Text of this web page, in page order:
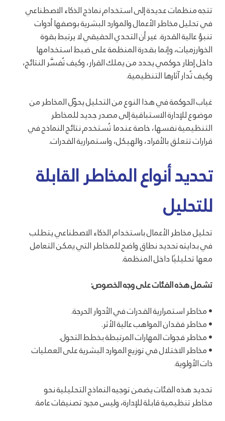
تتجه منظمات عديدة إلى استخدام نماذج الذكاء الاصطناعي
في تحليل مخاطر الأعمال والموارد البشرية بوصفها أدوات
تنبؤ عالية القدرة. غير أن التحدي الحقيقي لا يرتبط بقوة
الخوارزميات، وإنما بقدرة المنظمة على ضبط استخدامها
داخل إطار حوكمي يحدد من يملك القرار، وكيف تُفسَّر النتائج،
وكيف تُدار آثارها التنظيمية.
غياب الحوكمة في هذا النوع من التحليل يحوّل المخاطر من
موضوع للإدارة الاستباقية إلى مصدر جديد للمخاطر
التنظيمية نفسها، خاصة عندما تُستخدم نتائج النماذج في
قرارات تتعلق بالأفراد، والهيكل، واستمرارية القدرات.
تحديد أنواع المخاطر القابلة
للتحليل
تحليل مخاطر الأعمال باستخدام الذكاء الاصطناعي يتطلب
في بدايته تحديد نطاق واضح للمخاطر التي يمكن التعامل
معها تحليليًا داخل المنظمة.
تشمل هذه الفئات على وجه الخصوص:
• مخاطر استمرارية القدرات في الأدوار الحرجة.
• مخاطر فقدان المواهب عالية الأثر.
• مخاطر فجوات المهارات المرتبطة بخطط التحول.
• مخاطر الاختلال في توزيع الموارد البشرية على العمليات
ذات الأولوية.
تحديد هذه الفئات يضمن توجيه النماذج التحليلية نحو
مخاطر تنظيمية قابلة للإدارة، وليس مجرد تصنيفات عامة.